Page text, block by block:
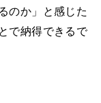
のか」と感じた
で納得できるで